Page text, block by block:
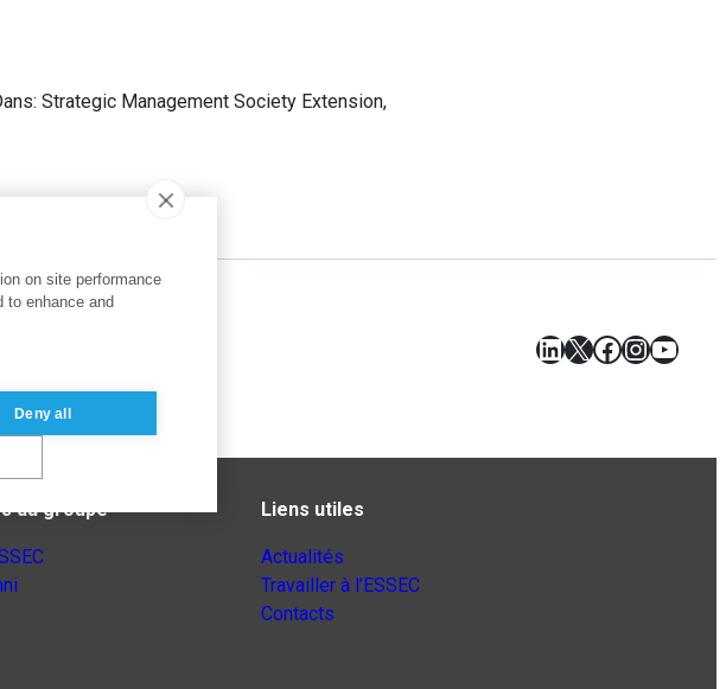
Strategic Management Society Extension,
LinkedIn
X Facebook
du groupe Liens utiles
Actualités
Travailler à l’ESSEC
Contacts
on site performance
to enhance and
Deny all